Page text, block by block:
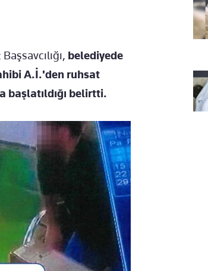
belediyede
A.İ.'den ruhsat
başlatıldığı belirtti.